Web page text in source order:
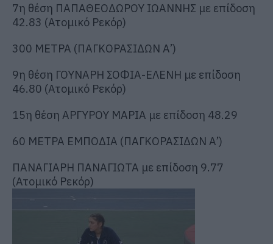
7η θέση ΠΑΠΑΘΕΟΔΩΡΟΥ ΙΩΑΝΝΗΣ με επίδοση
42.83 (Ατομικό Ρεκόρ)
300 ΜΕΤΡΑ (ΠΑΓΚΟΡΑΣΙΔΩΝ Α’)
9η θέση ΓΟΥΝΑΡΗ ΣΟΦΙΑ-ΕΛΕΝΗ με επίδοση
46.80 (Ατομικό Ρεκόρ)
15η θέση ΑΡΓΥΡΟΥ ΜΑΡΙΑ με επίδοση 48.29
60 ΜΕΤΡΑ ΕΜΠΟΔΙΑ (ΠΑΓΚΟΡΑΣΙΔΩΝ Α’)
ΠΑΝΑΓΙΑΡΗ ΠΑΝΑΓΙΩΤΑ με επίδοση 9.77
(Ατομικό Ρεκόρ)